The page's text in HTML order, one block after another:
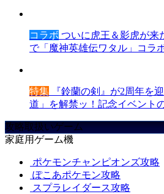
コラボ ついに虎王＆影虎が来
で「魔神英雄伝ワタル」コラ
特集 『鈴蘭の剣』が2周年を
道」を解禁ッ！記念イベント
攻略取扱いゲーム
家庭用ゲーム機
ポケモンチャンピオンズ攻略
ぽこあポケモン攻略
スプラレイダース攻略